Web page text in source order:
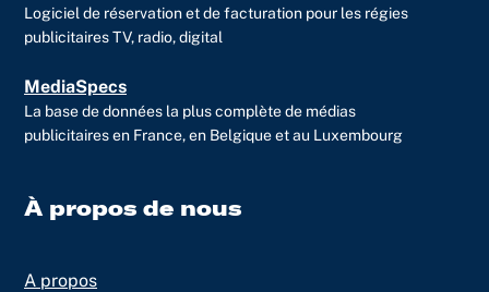
Logiciel de réservation et de facturation pour les régies
publicitaires TV, radio, digital
MediaSpecs
La base de données la plus complète de médias
publicitaires en France, en Belgique et au Luxembourg
À propos de nous
A propos